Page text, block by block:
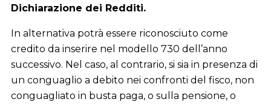
Dichiarazione dei Redditi.
In alternativa potrà essere riconosciuto come
credito da inserire nel modello 730 dell’anno
successivo. Nel caso, al contrario, si sia in presenza di
un conguaglio a debito nei confronti del fisco, non
conguagliato in busta paga, o sulla pensione, o